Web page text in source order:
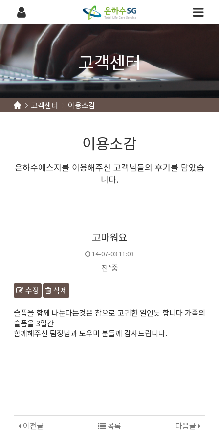
고객센터
고객센터 이용소감
이용소감
은하수에스지를 이용해주신 고객님들의 후기를 담았습
니다.
고마워요
14-07-03 11:03
진*중
수정 삭제
본문
슬픔을 함께 나눈다는것은 참으로 고귀한 일인듯 합니다 가족의
슬픔을 3일간
함께해주신 팀장님과 도우미 분들께 감사드립니다.
이전글 다음글
목록